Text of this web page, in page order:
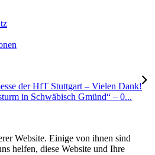
der HfT Stuttgart – Vielen Dank!
in Schwäbisch Gmünd“ – 0...
Website. Einige von ihnen sind
helfen, diese Website und Ihre